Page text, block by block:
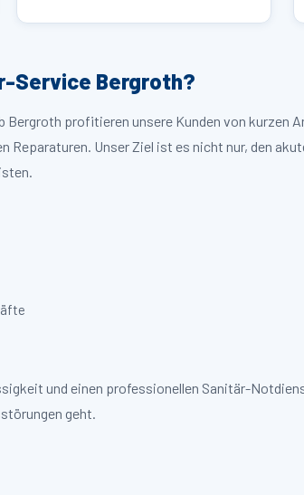
Service Bergroth?
Bergroth profitieren unsere Kunden von kurzen
Unser Ziel ist es nicht nur, den
und einen professionellen Sanitär-
geht.